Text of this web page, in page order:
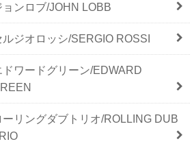
ョンロブ/JOHN LOBB
ルジオロッシ/SERGIO ROSSI
ドワードグリーン/EDWARD
ーリングダブトリオ/ROLLING DUB